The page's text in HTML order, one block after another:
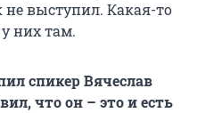
выступил. Какая-то
них там.
спикер Вячеслав
что он – это и есть